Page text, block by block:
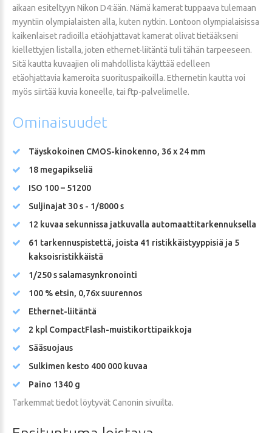
aikaan esiteltyyn Nikon D4:ään. Nämä kamerat tuppaava tulemaan
myyntiin olympialaisten alla, kuten nytkin. Lontoon olympialaisissa
kaikenlaiset radioilla etäohjattavat kamerat olivat tietääkseni
kiellettyjen listalla, joten ethernet-liitäntä tuli tähän tarpeeseen.
Sitä kautta kuvaajien oli mahdollista käyttää edelleen
etäohjattavia kameroita suorituspaikoilla. Ethernetin kautta voi
myös siirtää kuvia koneelle, tai ftp-palvelimelle.
Ominaisuudet
Täyskokoinen CMOS-kinokenno, 36 x 24 mm
18 megapikseliä
ISO 100 – 51200
Suljinajat 30 s - 1/8000 s
12 kuvaa sekunnissa jatkuvalla automaattitarkennuksella
61 tarkennuspistettä, joista 41 ristikkäistyyppisiä ja 5
kaksoisristikkäistä
1/250 s salamasynkronointi
100 % etsin, 0,76x suurennos
Ethernet-liitäntä
2 kpl CompactFlash-muistikorttipaikkoja
Sääsuojaus
Sulkimen kesto 400 000 kuvaa
Paino 1340 g
Tarkemmat tiedot löytyvät Canonin sivuilta.